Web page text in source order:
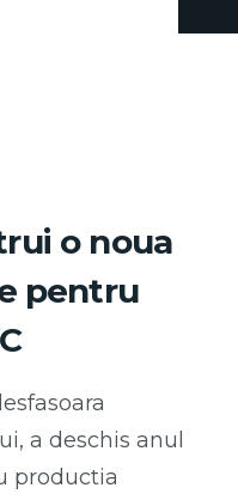
o noua
pentru
a deschis anul
productia